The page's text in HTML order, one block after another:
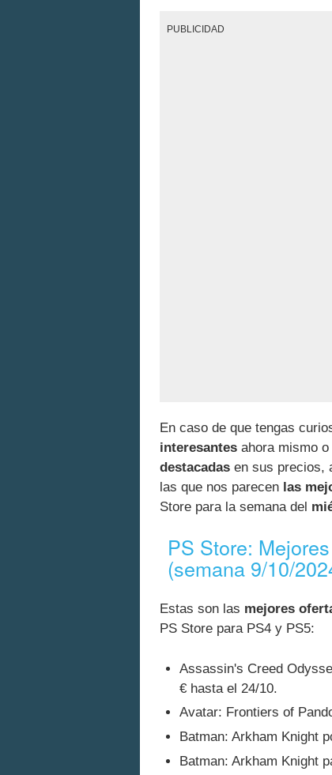
PUBLICIDAD
En caso de que tengas
interesantes ahora mismo
destacadas en sus precios,
las que nos parecen las
Store para la semana del
PS Store:
(semana 9/10/
Estas son las mejores
PS Store para PS4 y PS5:
Assassin's Creed
€ hasta el 24/10.
Avatar: Frontiers of
Batman: Arkham Knight
Batman: Arkham Knight